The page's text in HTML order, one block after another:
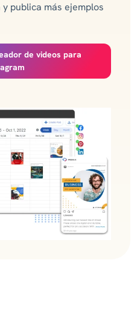
publica más ejemplos
de videos para